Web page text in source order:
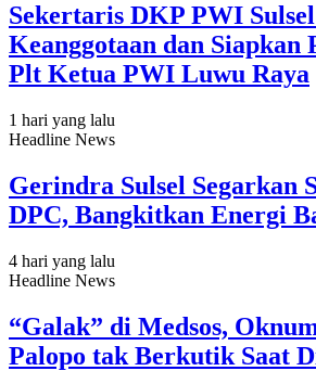
Sekertaris DKP PWI
Keanggotaan dan Siapkan
Plt Ketua PWI Luwu Raya
1 hari yang lalu
Headline News
Gerindra Sulsel Segarkan
DPC, Bangkitkan Energi
4 hari yang lalu
Headline News
“Galak” di Medsos,
Palopo tak Berkutik Saat